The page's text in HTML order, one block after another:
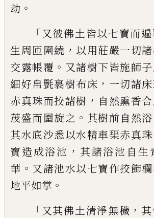
劫 。
「又彼佛土皆以七寶而遍
生周匝圍繞 ， 以用莊嚴一切
交露帳覆 。 又諸樹下皆施師
細好帛㲲裹樹布床 ， 一切諸床
赤真珠而挍諸樹 ， 自然熏香合
茂盛而圍旋之 。 其樹前自然
其水底沙悉以水精車𤦲赤真
寶造成浴池 ， 其諸浴池自生
華 。 又諸池水以七寶作挍飾
地平如掌 。
「又其佛土清淨無穢 ，